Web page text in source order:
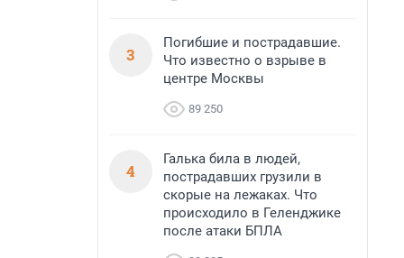
3
Погибшие и пострадавшие.
Что известно о взрыве в
центре Москвы
89 250
4
Галька била в людей,
пострадавших грузили в
скорые на лежаках. Что
происходило в Геленджике
после атаки БПЛА